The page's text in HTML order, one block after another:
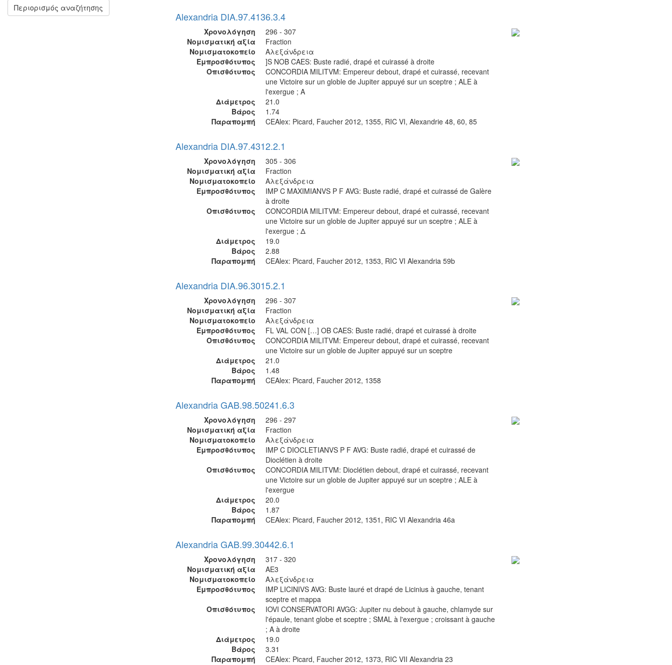
Alexandria DIA.97.4136.3.4
Χρονολόγηση
296 - 307
Νομισματική αξία
Fraction
Νομισματοκοπείο
Αλεξάνδρεια
Εμπροσθότυπος
]S NOB CAES: Buste radié, drapé et cuirassé à droite
Οπισθότυπος
CONCORDIA MILITVM: Empereur debout, drapé et cuirassé, recevant
une Victoire sur un globle de Jupiter appuyé sur un sceptre ; ALE à
l'exergue ; A
Διάμετρος
21.0
Βάρος
1.74
Παραπομπή
CEAlex: Picard, Faucher 2012, 1355, RIC VI, Alexandrie 48, 60, 85
Alexandria DIA.97.4312.2.1
Χρονολόγηση
305 - 306
Νομισματική αξία
Fraction
Νομισματοκοπείο
Αλεξάνδρεια
Εμπροσθότυπος
IMP C MAXIMIANVS P F AVG: Buste radié, drapé et cuirassé de Galère
à droite
Οπισθότυπος
CONCORDIA MILITVM: Empereur debout, drapé et cuirassé, recevant
une Victoire sur un globle de Jupiter appuyé sur un sceptre ; ALE à
l'exergue ; Δ
Διάμετρος
19.0
Βάρος
2.88
Παραπομπή
CEAlex: Picard, Faucher 2012, 1353, RIC VI Alexandria 59b
Alexandria DIA.96.3015.2.1
Χρονολόγηση
296 - 307
Νομισματική αξία
Fraction
Νομισματοκοπείο
Αλεξάνδρεια
Εμπροσθότυπος
FL VAL CON […] OB CAES: Buste radié, drapé et cuirassé à droite
Οπισθότυπος
CONCORDIA MILITVM: Empereur debout, drapé et cuirassé, recevant
une Victoire sur un globle de Jupiter appuyé sur un sceptre
Διάμετρος
21.0
Βάρος
1.48
Παραπομπή
CEAlex: Picard, Faucher 2012, 1358
Alexandria GAB.98.50241.6.3
Χρονολόγηση
296 - 297
Νομισματική αξία
Fraction
Νομισματοκοπείο
Αλεξάνδρεια
Εμπροσθότυπος
IMP C DIOCLETIANVS P F AVG: Buste radié, drapé et cuirassé de
Dioclétien à droite
Οπισθότυπος
CONCORDIA MILITVM: Dioclétien debout, drapé et cuirassé, recevant
une Victoire sur un globle de Jupiter appuyé sur un sceptre ; ALE à
l'exergue
Διάμετρος
20.0
Βάρος
1.87
Παραπομπή
CEAlex: Picard, Faucher 2012, 1351, RIC VI Alexandria 46a
Alexandria GAB.99.30442.6.1
Χρονολόγηση
317 - 320
Νομισματική αξία
AE3
Νομισματοκοπείο
Αλεξάνδρεια
Εμπροσθότυπος
IMP LICINIVS AVG: Buste lauré et drapé de Licinius à gauche, tenant
sceptre et mappa
Οπισθότυπος
IOVI CONSERVATORI AVGG: Jupiter nu debout à gauche, chlamyde sur
l'épaule, tenant globe et sceptre ; SMAL à l'exergue ; croissant à gauche
; A à droite
Διάμετρος
19.0
Βάρος
3.31
Παραπομπή
CEAlex: Picard, Faucher 2012, 1373, RIC VII Alexandria 23